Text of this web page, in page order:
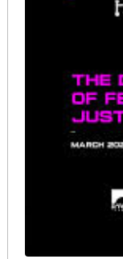
Declaración de